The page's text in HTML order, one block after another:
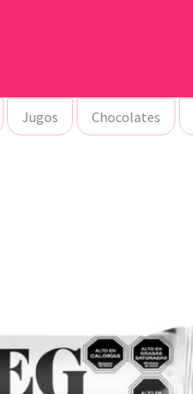
Jugos Chocolates